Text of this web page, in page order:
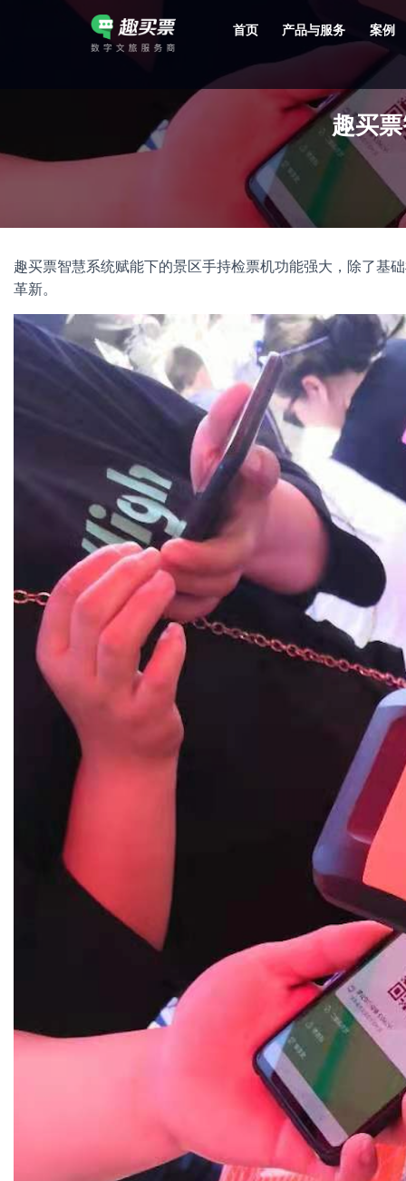
首页 产品与服务 案例
趣买
趣买票智慧系统赋能下的景区手持检票机功能强大，除了基
革新。